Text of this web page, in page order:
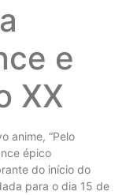
e
XX
anime, “Pelo
épico
do início do
para o dia 15 de